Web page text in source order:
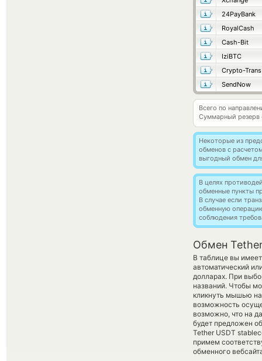
24PayBank
RoyalCash
Cash-Bit
IziBTC
Crypto-Trans
SendNow
Всего по
Суммарный резерв
Некоторые из
обменов с
выгодный обмен
В целях
обменные пункты
В случае если
обменную
соблюдения
Обмен Tether
В таблице вы
автоматический
долларах. При
названий. Чтобы
кликнуть мышью на
возможность
возможно, что на
будет предложен
Tether USDT
примем
обменного